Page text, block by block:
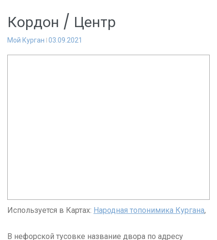
Кордон / Центр
Мой Курган 03.09.2021
Используется в Картах: Народная топонимика Кургана,
В нефорской тусовке название двора по адресу